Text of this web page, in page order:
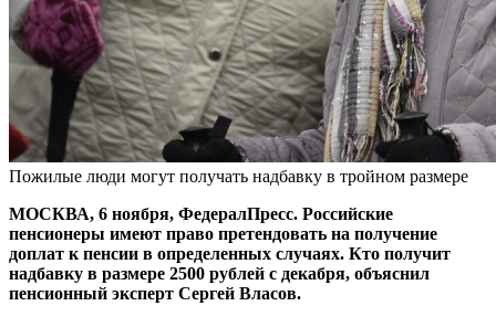
Пожилые люди могут получать надбавку в тройном размере
МОСКВА, 6 ноября, ФедералПресс. Российские
пенсионеры имеют право претендовать на получение
доплат к пенсии в определенных случаях. Кто получит
надбавку в размере 2500 рублей с декабря, объяснил
пенсионный эксперт Сергей Власов.